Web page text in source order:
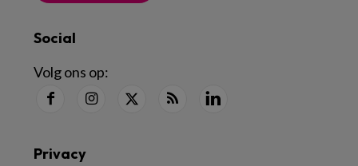
Social
Volg ons op:
Privacy